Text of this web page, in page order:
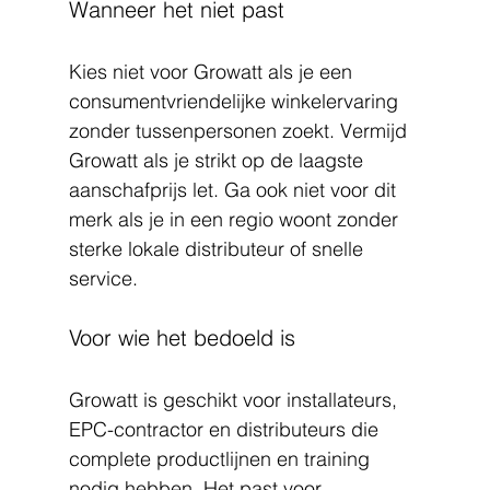
Wanneer het niet past
Kies niet voor Growatt als je een
consumentvriendelijke winkelervaring
zonder tussenpersonen zoekt. Vermijd
Growatt als je strikt op de laagste
aanschafprijs let. Ga ook niet voor dit
merk als je in een regio woont zonder
sterke lokale distributeur of snelle
service.
Voor wie het bedoeld is
Growatt is geschikt voor installateurs,
EPC-contractor en distributeurs die
complete productlijnen en training